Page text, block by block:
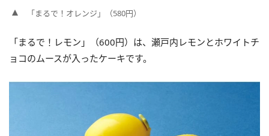
「まるで！オレンジ」（580円）
「まるで！レモン」（600円）は、瀬戸内レモンとホワイトチ
ョコのムースが入ったケーキです。